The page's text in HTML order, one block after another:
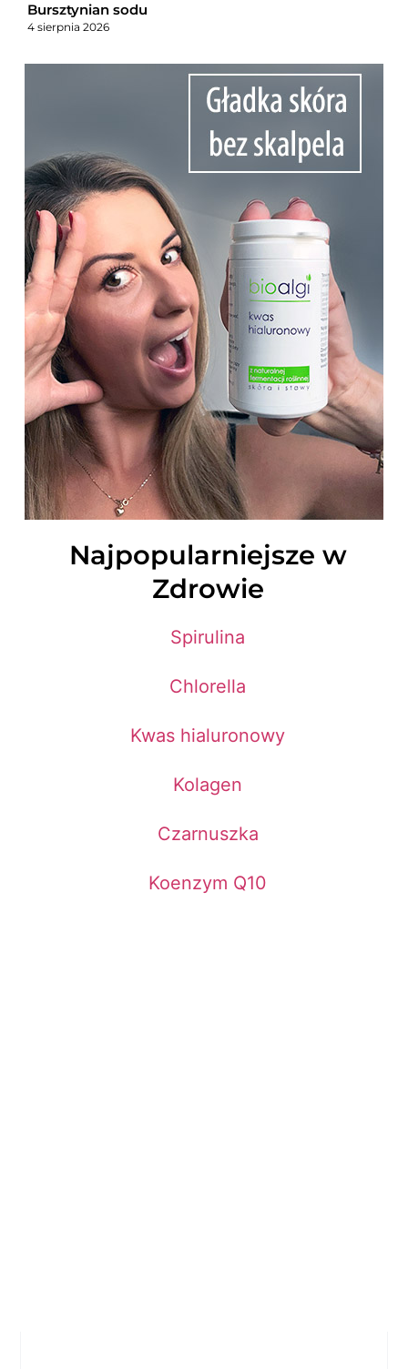
Bursztynian sodu
4 sierpnia 2026
Najpopularniejsze w
Zdrowie
Spirulina
Chlorella
Kwas hialuronowy
Kolagen
Czarnuszka
Koenzym Q10